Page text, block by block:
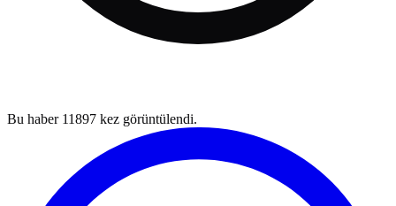
Bu haber 11897 kez görüntülendi.